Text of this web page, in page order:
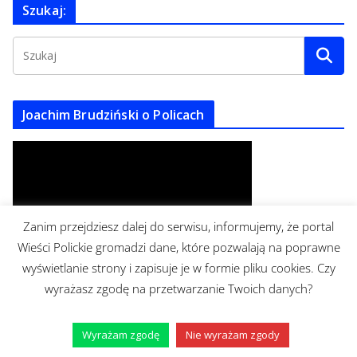
i
u
Szukaj:
Joachim Brudziński o Policach
Zanim przejdziesz dalej do serwisu, informujemy, że portal
Wieści Polickie gromadzi dane, które pozwalają na poprawne
wyświetlanie strony i zapisuje je w formie pliku cookies. Czy
wyrażasz zgodę na przetwarzanie Twoich danych?
Wyrażam zgodę Nie wyrażam zgody